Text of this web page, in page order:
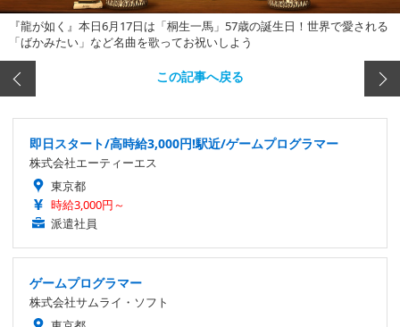
『龍が如く』本日6月17日は「桐生一馬」57歳の誕生日！世界で愛される
「ばかみたい」など名曲を歌ってお祝いしよう
この記事へ戻る
即日スタート/高時給3,000円!駅近/ゲームプログラマー
株式会社エーティーエス
東京都
時給3,000円～
派遣社員
ゲームプログラマー
株式会社サムライ・ソフト